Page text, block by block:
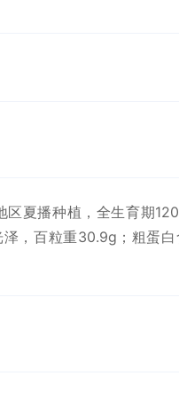
区夏播种植，全生育期
，百粒重30.9g；粗蛋